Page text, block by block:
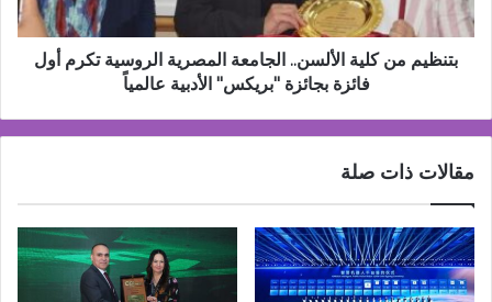
تكرم
أول
فائزةبتنظيم من كلية الألسن.. الجامعة المصرية الروسية تكرم أول
فائزة بجائزة "بريكس" الأدبية عالمياً
مقالات ذات صلة